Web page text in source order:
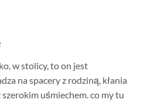
w stolicy, to on jest
na spacery z rodziną, kłania
uśmiechem. co my tu